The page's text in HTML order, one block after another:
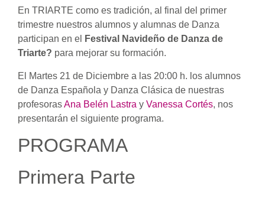
En TRIARTE como es tradición, al final del primer
trimestre nuestros alumnos y alumnas de Danza
participan en el
Festival Navideño de Danza de
Triarte? para mejorar su formación.
El Martes 21 de Diciembre a las 20:00 h. los alumnos
de Danza Española y Danza Clásica de nuestras
profesorasAna Belén Lastra y Vanessa Cortés, nos
presentarán el siguiente programa.
PROGRAMA
Primera Parte